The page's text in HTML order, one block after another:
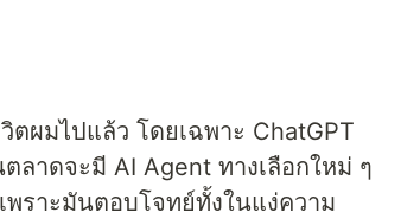
ผมไปแล้ว โดยเฉพาะ ChatGPT
ลาดจะมี AI Agent ทางเลือกใหม่ ๆ
พราะมันตอบโจทย์ทั้งในแง่ความ